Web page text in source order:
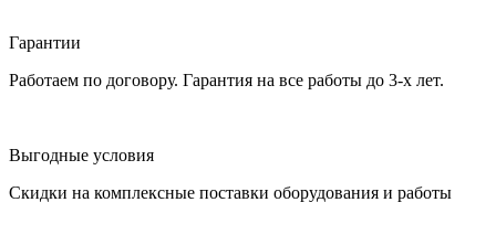
Гарантии
Работаем по договору. Гарантия на все работы до 3-х лет.
Выгодные условия
Скидки на комплексные поставки оборудования и работы